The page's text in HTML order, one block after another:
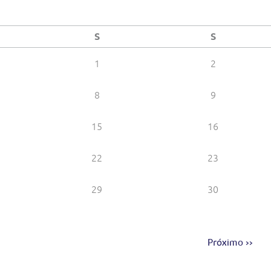
S S
1 2
8 9
15 16
22 23
29 30
Próximo >>